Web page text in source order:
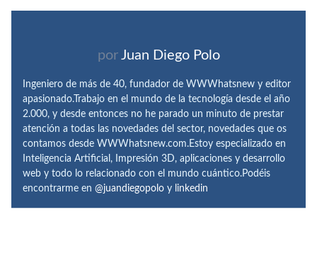
por Juan Diego Polo
Ingeniero de más de 40, fundador de WWWhatsnew y editor
apasionado.Trabajo en el mundo de la tecnología desde el año
2.000, y desde entonces no he parado un minuto de prestar
atención a todas las novedades del sector, novedades que os
contamos desde WWWhatsnew.com.Estoy especializado en
Inteligencia Artificial, Impresión 3D, aplicaciones y desarrollo
web y todo lo relacionado con el mundo cuántico.Podéis
encontrarme en @juandiegopolo y linkedin